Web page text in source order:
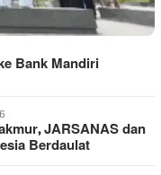
Bank Mandiri
JARSANAS dan
Berdaulat